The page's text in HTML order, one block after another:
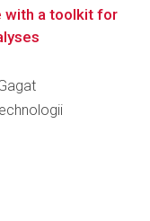
with a toolkit for